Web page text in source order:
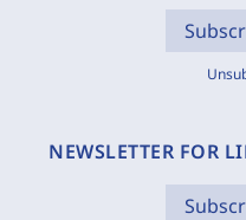
NEWSLETTER FOR